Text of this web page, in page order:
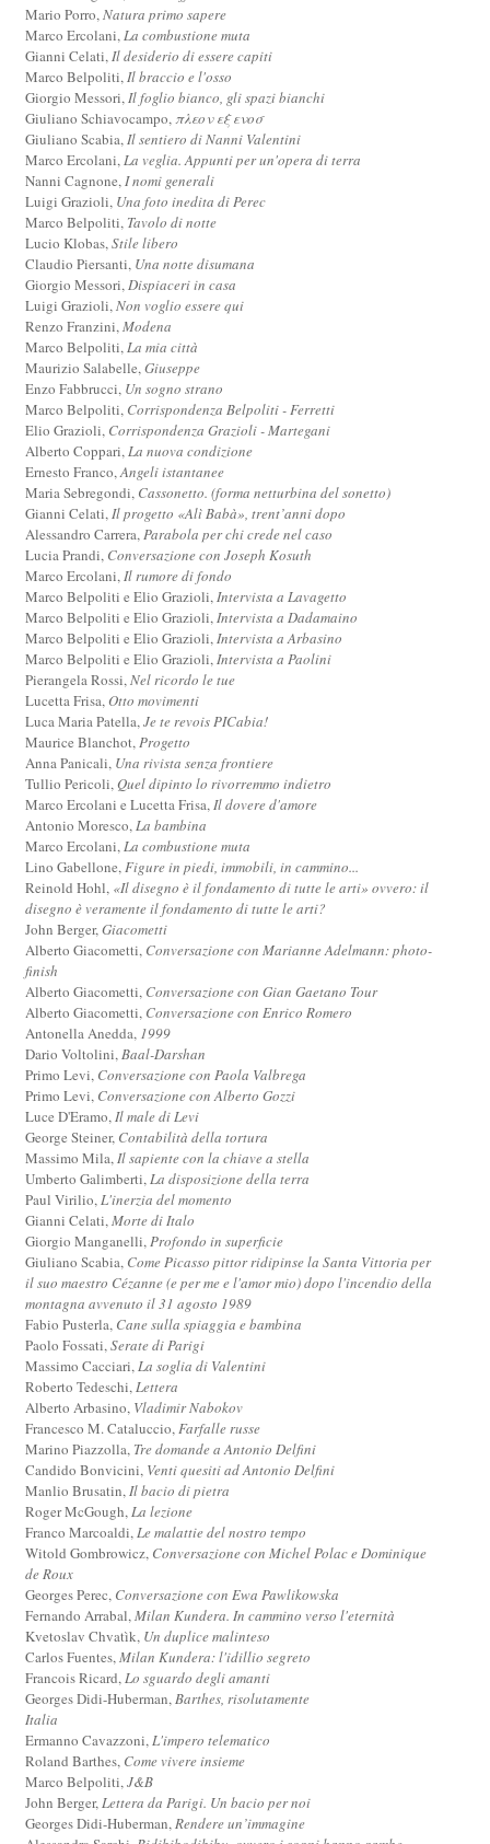
Mario Porro,Natura primo sapere
Marco Ercolani,La combustione muta
Gianni Celati,Il desiderio di essere capiti
Marco Belpoliti,Il braccio e l'osso
Giorgio Messori,Il foglio bianco, gli spazi bianchi
Giuliano Schiavocampo,πλεον εξ ενοσ
Giuliano Scabia,Il sentiero di Nanni Valentini
Marco Ercolani,La veglia. Appunti per un'opera di terra
Nanni Cagnone,I nomi generali
Luigi Grazioli, Una foto inedita di Perec
Marco Belpoliti, Tavolo di notte
Lucio Klobas,Stile libero
Claudio Piersanti, Una notte disumana
Giorgio Messori,Dispiaceri in casa
Luigi Grazioli,Non voglio essere qui
Renzo Franzini,Modena
Marco Belpoliti,La mia città
Maurizio Salabelle,Giuseppe
Enzo Fabbrucci, Un sogno strano
Marco Belpoliti, Corrispondenza Belpoliti - Ferretti
Elio Grazioli, Corrispondenza Grazioli - Martegani
Alberto Coppari,La nuova condizione
Ernesto Franco,Angeli istantanee
Maria Sebregondi, Cassonetto. (forma netturbina del sonetto)
Gianni Celati,Il progetto «Alì Babà», trent’anni dopo
Alessandro Carrera,Parabola per chi crede nel caso
Lucia Prandi, Conversazione con Joseph Kosuth
Marco Ercolani,Il rumore di fondo
Marco Belpoliti e Elio Grazioli,Intervista a Lavagetto
Marco Belpoliti e Elio Grazioli,Intervista a Dadamaino
Marco Belpoliti e Elio Grazioli,Intervista a Arbasino
Marco Belpoliti e Elio Grazioli,Intervista a Paolini
Pierangela Rossi,Nel ricordo le tue
Lucetta Frisa,Otto movimenti
Luca Maria Patella,Je te revois PICabia!
Maurice Blanchot,Progetto
Anna Panicali, Una rivista senza frontiere
Tullio Pericoli,Quel dipinto lo rivorremmo indietro
Marco Ercolani e Lucetta Frisa,Il dovere d'amore
Antonio Moresco,La bambina
Marco Ercolani,La combustione muta
Lino Gabellone,Figure in piedi, immobili, in cammino...
Reinold Hohl, «Il disegno è il fondamento di tutte le arti» ovvero: il
disegno è veramente il fondamento di tutte le arti?
John Berger,Giacometti
Alberto Giacometti, Conversazione con Marianne Adelmann: photo-
finish
Alberto Giacometti, Conversazione con Gian Gaetano Tour
Alberto Giacometti, Conversazione con Enrico Romero
Antonella Anedda, 1999
Dario Voltolini,Baal-Darshan
Primo Levi, Conversazione con Paola Valbrega
Primo Levi, Conversazione con Alberto Gozzi
Luce D'Eramo,Il male di Levi
George Steiner, Contabilità della tortura
Massimo Mila,Il sapiente con la chiave a stella
Umberto Galimberti,La disposizione della terra
Paul Virilio,L'inerzia del momento
Gianni Celati,Morte di Italo
Giorgio Manganelli,Profondo in superficie
Giuliano Scabia, Come Picasso pittor ridipinse la Santa Vittoria per
il suo maestro Cézanne (e per me e l'amor mio) dopo l'incendio della
montagna avvenuto il 31 agosto 1989
Fabio Pusterla, Cane sulla spiaggia e bambina
Paolo Fossati,Serate di Parigi
Massimo Cacciari,La soglia di Valentini
Roberto Tedeschi,Lettera
Alberto Arbasino, Vladimir Nabokov
Francesco M. Cataluccio,Farfalle russe
Marino Piazzolla, Tre domande a Antonio Delfini
Candido Bonvicini, Venti quesiti ad Antonio Delfini
Manlio Brusatin,Il bacio di pietra
Roger McGough,La lezione
Franco Marcoaldi,Le malattie del nostro tempo
Witold Gombrowicz, Conversazione con Michel Polac e Dominique
de Roux
Georges Perec, Conversazione con Ewa Pawlikowska
Fernando Arrabal,Milan Kundera. In cammino verso l'eternità
Kvetoslav Chvatìk, Un duplice malinteso
Carlos Fuentes,Milan Kundera: l'idillio segreto
Francois Ricard,Lo sguardo degli amanti
Georges Didi-Huberman,Barthes, risolutamente
Italia
Ermanno Cavazzoni,L'impero telematico
Roland Barthes, Come vivere insieme
Marco Belpoliti,J&B
John Berger,Lettera da Parigi. Un bacio per noi
Georges Didi-Huberman,Rendere un’immagine